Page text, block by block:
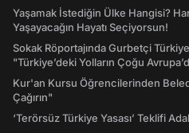
Yaşamak İstediğin Ülke Hangisi?
Yaşayacağın Hayatı Seçiyorsun!
Sokak Röportajında Gurbetçi Türkiye
"Türkiye’deki Yolların Çoğu
Kur'an Kursu Öğrencilerinden
Çağırın"
‘Terörsüz Türkiye Yasası’ Teklifi